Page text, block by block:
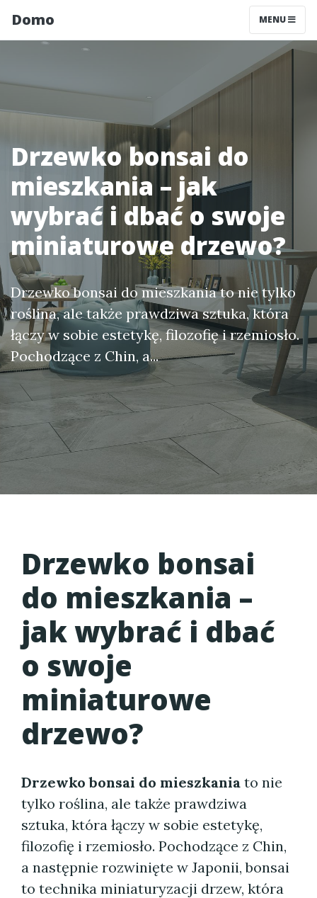
Domo MENU
Drzewko bonsai do
mieszkania – jak
wybrać i dbać o swoje
miniaturowe drzewo?
Drzewko bonsai do mieszkania to nie tylko
roślina, ale także prawdziwa sztuka, która
łączy w sobie estetykę, filozofię i rzemiosło.
Pochodzące z Chin, a...
Drzewko bonsai
do mieszkania –
jak wybrać i dbać
o swoje
miniaturowe
drzewo?
Drzewko bonsai do mieszkania to nie
tylko roślina, ale także prawdziwa
sztuka, która łączy w sobie estetykę,
filozofię i rzemiosło. Pochodzące z Chin,
a następnie rozwinięte w Japonii, bonsai
to technika miniaturyzacji drzew, która